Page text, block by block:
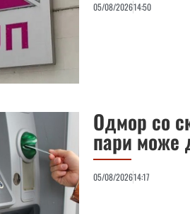
05/08/202614:50
Одмор со
пари може
05/08/202614:17